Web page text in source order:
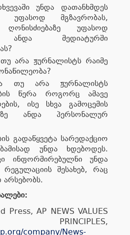
უნდა დათანხმდეს
უფასოდ მგზავრობას,
უფასოდ
ანდა მედიატურში
არა ჟურნალისტს რაიმე
თუ არა ჟურნალისტს
წერა როგორც ამავე
ისე სხვა გამოცემის
ანდა პერსონალურ
გადაწყვეტა სარედაქციო
უნდა ხდებოდეს.
ინფორმირებულნი უნდა
შესახებ, რაც
არსებობს.
Press, AP NEWS VALUES
company/News-